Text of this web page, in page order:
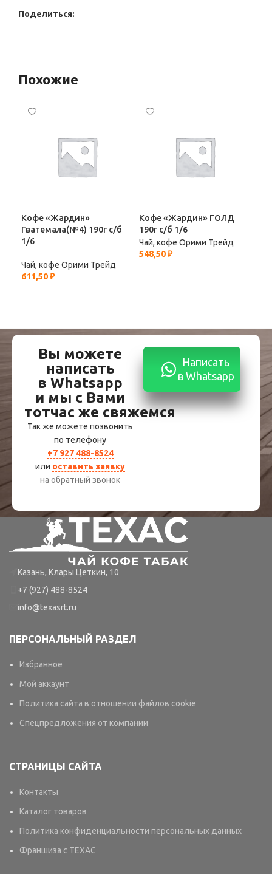
Поделиться:
Похожие
Кофе «Жардин»
Гватемала(№4) 190г с/б
1/6
Чай, кофе Орими Трейд
611,50₽
Кофе «Жардин» ГОЛД
190г с/б 1/6
Чай, кофе Орими Трейд
548,50₽
Вы можете
написать
в Whatsapp
и мы с Вами
тотчас же свяжемся
Так же можете позвонить
по телефону
+7 927 488-8524
или оставить заявку
на обратный звонок
Написать
в Whatsapp
Казань, Клары Цеткин, 10
+7 (927) 488-8524
info@texasrt.ru
ПЕРСОНАЛЬНЫЙ РАЗДЕЛ
Избранное
Мой аккаунт
Политика сайта в отношении файлов cookie
Спецпредложения от компании
СТРАНИЦЫ САЙТА
Контакты
Каталог товаров
Политика конфиденциальности персональных данных
Франшиза с TEXAC